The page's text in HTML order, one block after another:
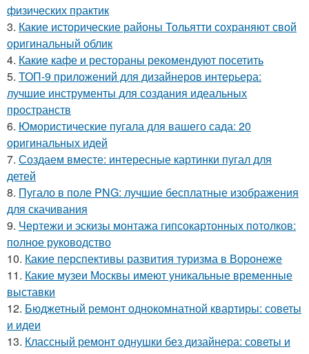
физических практик
3. Какие исторические районы Тольятти сохраняют свой
оригинальный облик
4. Какие кафе и рестораны рекомендуют посетить
5. ТОП-9 приложений для дизайнеров интерьера:
лучшие инструменты для создания идеальных
пространств
6. Юмористические пугала для вашего сада: 20
оригинальных идей
7. Создаем вместе: интересные картинки пугал для
детей
8. Пугало в поле PNG: лучшие бесплатные изображения
для скачивания
9. Чертежи и эскизы монтажа гипсокартонных потолков:
полное руководство
10. Какие перспективы развития туризма в Воронеже
11. Какие музеи Москвы имеют уникальные временные
выставки
12. Бюджетный ремонт однокомнатной квартиры: советы
и идеи
13. Классный ремонт однушки без дизайнера: советы и